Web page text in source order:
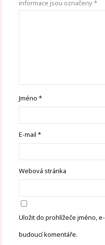
informace jsou označeny*
Jméno*
E-mail*
Webová stránka
Uložit do prohlížeče jméno,
budoucí komentáře.